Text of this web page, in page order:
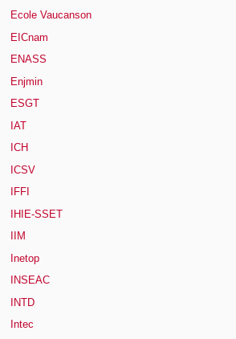
Ecole Vaucanson
EICnam
ENASS
Enjmin
ESGT
IAT
ICH
ICSV
IFFI
IHIE-SSET
IIM
Inetop
INSEAC
INTD
Intec